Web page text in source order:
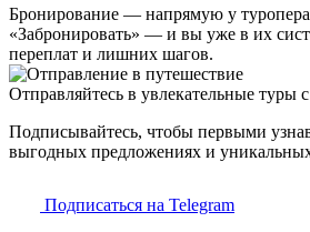
Бронирование — напрямую у
«Забронировать» — и вы уже в их
переплат и лишних шагов.
Отправляйтесь в увлекательные туры
Подписывайтесь, чтобы первыми
выгодных предложениях и
Подписаться на Telegram